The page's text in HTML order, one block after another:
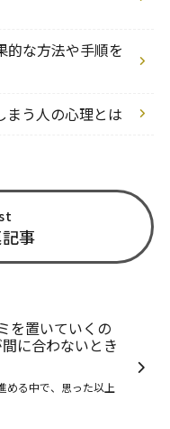
的な方法や手順を
まう人の心理とは
事
を置いていくの
に合わないとき
める中で、思った以上